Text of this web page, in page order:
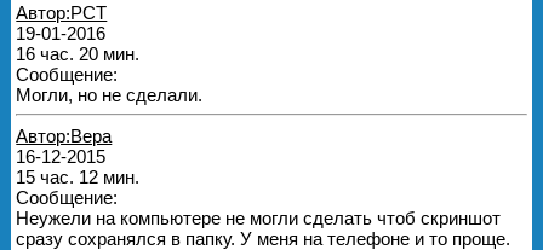
Автор:РСТ
19-01-2016
16 час. 20 мин.
Сообщение:
Могли, но не сделали.
Автор:Вера
16-12-2015
15 час. 12 мин.
Сообщение:
Неужели на компьютере не могли сделать чтоб скриншот
сразу сохранялся в папку. У меня на телефоне и то проще.